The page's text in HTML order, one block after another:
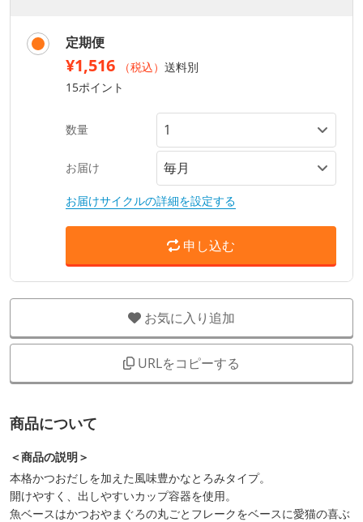
定期便
¥1,516 （税込） 送料別
15ポイント
数量
お届け
お届けサイクルの詳細を設定する
申し込む
お気に入り追加
URLをコピーする
商品について
＜商品の説明＞
本格かつおだしを加えた風味豊かなとろみタイプ。
開けやすく、出しやすいカップ容器を使用。
魚ベースはかつおやまぐろの丸ごとフレークをベースに愛猫の喜ぶ